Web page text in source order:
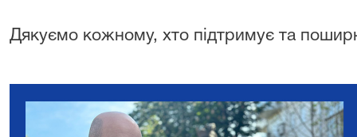
Дякуємо кожному, хто підтримує та